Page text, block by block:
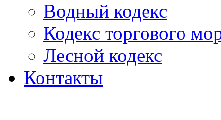
Водный кодекс
Кодекс торгового
Лесной кодекс
Контакты